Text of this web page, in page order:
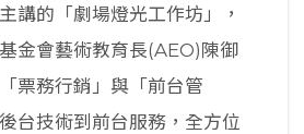
講的「劇場燈光工作坊」，
金會藝術教育長(AEO)陳御
票務行銷」與「前台管
台技術到前台服務，全方位